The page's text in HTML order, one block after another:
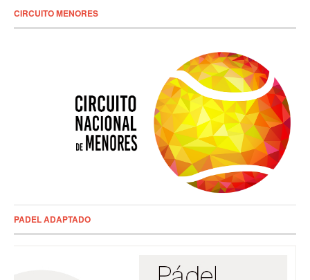
CIRCUITO MENORES
PADEL ADAPTADO